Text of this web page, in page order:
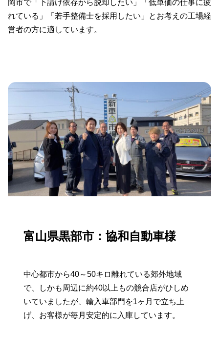
岡市で「下請け依存から脱却したい」「低単価の仕事に疲
れている」「若手整備士を採用したい」とお考えの工場経
営者の方に適しています。
富山県黒部市：協和自動車様
中心都市から40～50キロ離れている郊外地域
で、しかも周辺に約40以上もの競合店がひしめ
いていましたが、輸入車部門を1ヶ月で立ち上
げ、お客様が毎月安定的に入庫しています。